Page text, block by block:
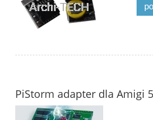
PiStorm adapter dla Amigi